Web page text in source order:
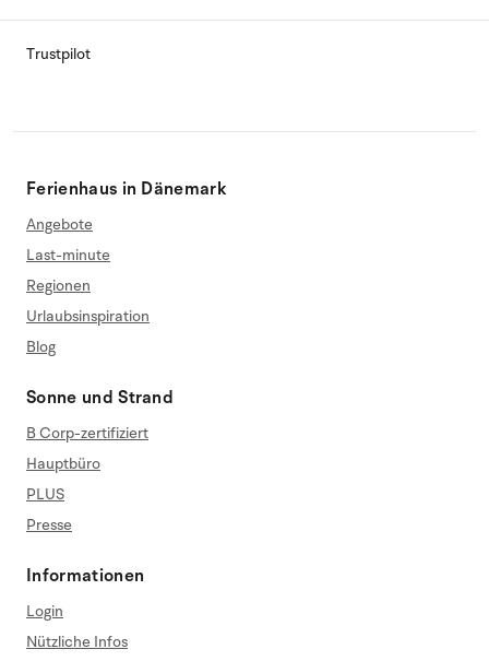
Trustpilot
Ferienhaus in Dänemark
Angebote
Last-minute
Regionen
Urlaubsinspiration
Blog
Sonne und Strand
B Corp-zertifiziert
Hauptbüro
PLUS
Presse
Informationen
Login
Nützliche Infos